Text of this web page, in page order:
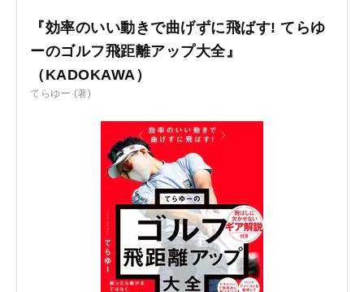
『効率のいい動きで曲げずに飛ばす! てらゆ
ーのゴルフ飛距離アップ大全』
（KADOKAWA）
てらゆー (著)